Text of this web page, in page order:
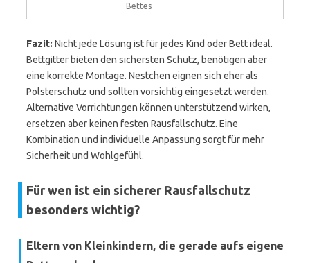
Bettes
Fazit: Nicht jede Lösung ist für jedes Kind oder Bett ideal.
Bettgitter bieten den sichersten Schutz, benötigen aber
eine korrekte Montage. Nestchen eignen sich eher als
Polsterschutz und sollten vorsichtig eingesetzt werden.
Alternative Vorrichtungen können unterstützend wirken,
ersetzen aber keinen festen Rausfallschutz. Eine
Kombination und individuelle Anpassung sorgt für mehr
Sicherheit und Wohlgefühl.
Für wen ist ein sicherer Rausfallschutz
besonders wichtig?
Eltern von Kleinkindern, die gerade aufs eigene